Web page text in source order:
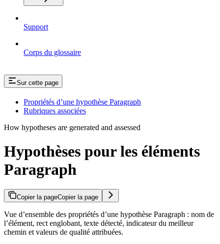
Support
Corps du glossaire
Sur cette page
Propriétés d’une hypothèse Paragraph
Rubriques associées
How hypotheses are generated and assessed
Hypothèses pour les éléments
Paragraph
Copier la pageCopier la page
Vue d’ensemble des propriétés d’une hypothèse Paragraph : nom de
l’élément, rect englobant, texte détecté, indicateur du meilleur
chemin et valeurs de qualité attribuées.